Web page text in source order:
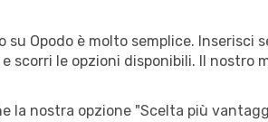
su Opodo è molto semplice.
scorri le opzioni disponibili. Il
la nostra opzione "Scelta più